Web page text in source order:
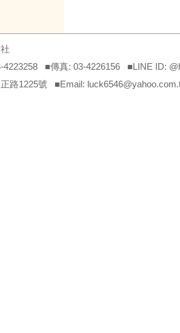
4223258 ■傳真: 03-4226156 ■LINE ID:
路1225號 ■Email: